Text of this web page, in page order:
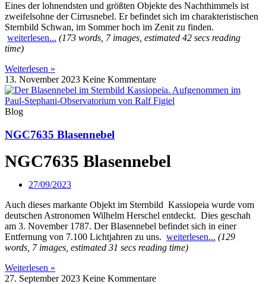
Eines der lohnendsten und größten Objekte des Nachthimmels ist
zweifelsohne der Cirrusnebel. Er befindet sich im charakteristischen
Sternbild Schwan, im Sommer hoch im Zenit zu finden.
weiterlesen... (173 words, 7 images, estimated 42 secs reading
time)
Weiterlesen »
13. November 2023 Keine Kommentare
Blog
NGC7635 Blasennebel
NGC7635 Blasennebel
27/09/2023
Auch dieses markante Objekt im Sternbild Kassiopeia wurde vom
deutschen Astronomen Wilhelm Herschel entdeckt. Dies geschah
am 3. November 1787. Der Blasennebel befindet sich in einer
Entfernung von 7.100 Lichtjahren zu uns. weiterlesen... (129
words, 7 images, estimated 31 secs reading time)
Weiterlesen »
27. September 2023 Keine Kommentare